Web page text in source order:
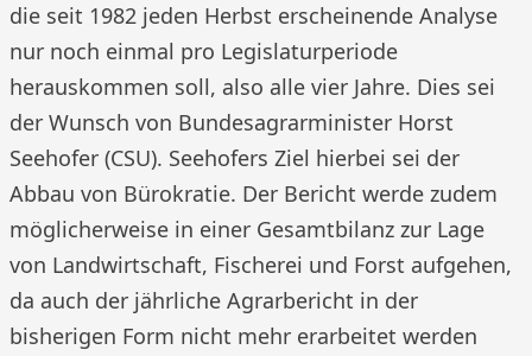
die seit 1982 jeden Herbst erscheinende Analyse
nur noch einmal pro Legislaturperiode
herauskommen soll, also alle vier Jahre. Dies sei
der Wunsch von Bundesagrarminister Horst
Seehofer (CSU). Seehofers Ziel hierbei sei der
Abbau von Bürokratie. Der Bericht werde zudem
möglicherweise in einer Gesamtbilanz zur Lage
von Landwirtschaft, Fischerei und Forst aufgehen,
da auch der jährliche Agrarbericht in der
bisherigen Form nicht mehr erarbeitet werden